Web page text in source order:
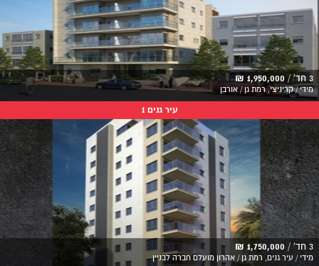
3 חד' / 1,950,000 ₪
מידי / קריניצי, רמת גן / אורבן
עיר גנים 1
3 חד' / 1,750,000 ₪
מידי / עיר גנים, רמת גן / אהרון מועלם חברה לבניין